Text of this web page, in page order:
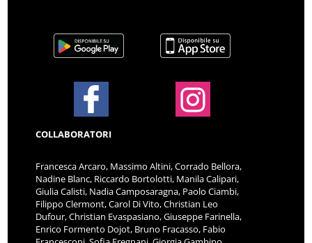
COLLABORATORI
Francesca Arcaro, Massimo Altini, Corrado Bellora,
Nadine Blanc, Riccardo Bortolotti, Manila Calipari,
Giulia Calisti, Nadia Camposaragna, Paolo Ciambi,
Filippo Clermont, Carol Di Vito, Christian Leo
Dufour, Christian Evaspasiano, Giuseppe Farinella,
Enrico Formento Dojot, Bruno Fracasso, Fabio